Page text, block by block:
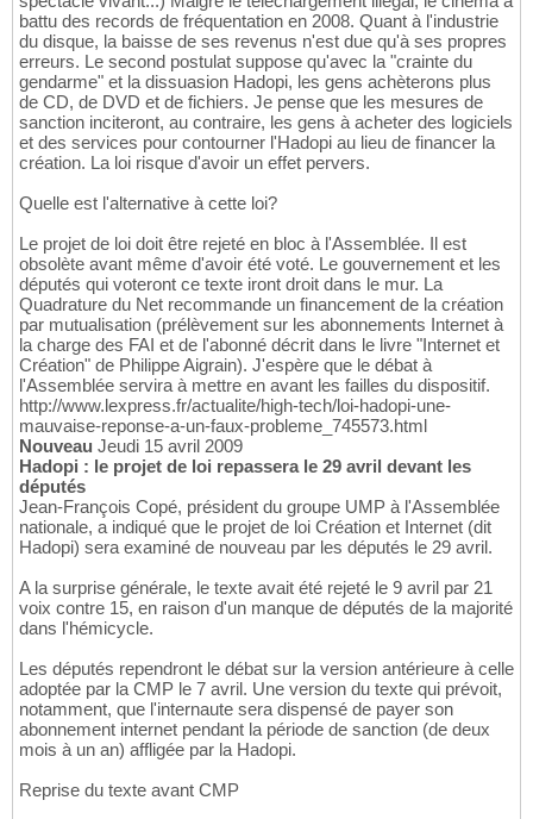
battu des records de fréquentation en 2008. Quant à l'industrie
du disque, la baisse de ses revenus n'est due qu'à ses propres
erreurs. Le second postulat suppose qu'avec la "crainte du
gendarme" et la dissuasion Hadopi, les gens achèterons plus
de CD, de DVD et de fichiers. Je pense que les mesures de
sanction inciteront, au contraire, les gens à acheter des logiciels
et des services pour contourner l'Hadopi au lieu de financer la
création. La loi risque d'avoir un effet pervers.
Quelle est l'alternative à cette loi?
Le projet de loi doit être rejeté en bloc à l'Assemblée. Il est
obsolète avant même d'avoir été voté. Le gouvernement et les
députés qui voteront ce texte iront droit dans le mur. La
Quadrature du Net recommande un financement de la création
par mutualisation (prélèvement sur les abonnements Internet à
la charge des FAI et de l'abonné décrit dans le livre "Internet et
Création" de Philippe Aigrain). J'espère que le débat à
l'Assemblée servira à mettre en avant les failles du dispositif.
http://www.lexpress.fr/actualite/high-tech/loi-hadopi-une-
mauvaise-reponse-a-un-faux-probleme_745573.html
Nouveau Jeudi 15 avril 2009
Hadopi : le projet de loi repassera le 29 avril devant les
députés
Jean-François Copé, président du groupe UMP à l'Assemblée
nationale, a indiqué que le projet de loi Création et Internet (dit
Hadopi) sera examiné de nouveau par les députés le 29 avril.
A la surprise générale, le texte avait été rejeté le 9 avril par 21
voix contre 15, en raison d'un manque de députés de la majorité
dans l'hémicycle.
Les députés rependront le débat sur la version antérieure à celle
adoptée par la CMP le 7 avril. Une version du texte qui prévoit,
notamment, que l'internaute sera dispensé de payer son
abonnement internet pendant la période de sanction (de deux
mois à un an) affligée par la Hadopi.
Reprise du texte avant CMP